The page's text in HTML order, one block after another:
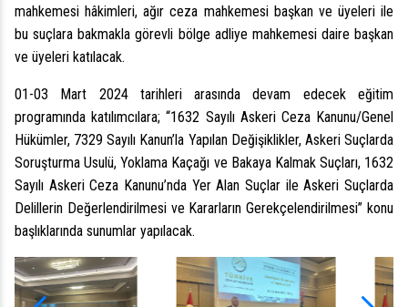
mahkemesi hâkimleri, ağır ceza mahkemesi başkan ve üyeleri ile
bu suçlara bakmakla görevli bölge adliye mahkemesi daire başkan
ve üyeleri katılacak.
01-03 Mart 2024 tarihleri arasında devam edecek eğitim
programında katılımcılara; “1632 Sayılı Askeri Ceza Kanunu/Genel
Hükümler, 7329 Sayılı Kanun’la Yapılan Değişiklikler, Askeri Suçlarda
Soruşturma Usulü, Yoklama Kaçağı ve Bakaya Kalmak Suçları, 1632
Sayılı Askeri Ceza Kanunu’nda Yer Alan Suçlar ile Askeri Suçlarda
Delillerin Değerlendirilmesi ve Kararların Gerekçelendirilmesi” konu
başlıklarında sunumlar yapılacak.